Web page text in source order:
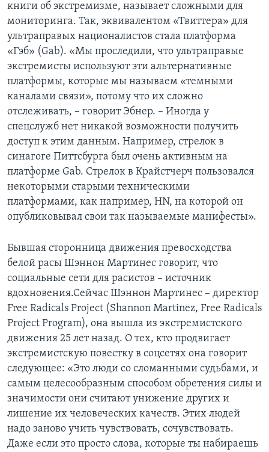
книги об экстремизме, называет сложными для
мониторинга. Так, эквивалентом «Твиттера» для
ультраправых националистов стала платформа
«Гэб» (Gab). «Мы проследили, что ультраправые
экстремисты используют эти альтернативные
платформы, которые мы называем «темными
каналами связи», потому что их сложно
отслеживать, – говорит Эбнер. – Иногда у
спецслужб нет никакой возможности получить
доступ к этим данным. Например, стрелок в
синагоге Питтсбурга был очень активным на
платформе Gab. Стрелок в Крайcтчерч пользовался
некоторыми старыми техническими
платформами, как например, HN, на которой он
опубликовывал свои так называемые манифесты».
Бывшая сторонница движения превосходства
белой расы Шэннон Мартинес говорит, что
социальные сети для расистов – источник
вдохновения.Сейчас Шэннон Мартинес – директор
Free Radicals Project (Shannon Martinez, Free Radicals
Project Program), она вышла из экстремистского
движения 25 лет назад. О тех, кто продвигает
экстремистскую повестку в соцсетях она говорит
следующее: «Это люди со сломанными судьбами, и
самым целесообразным способом обретения силы и
значимости они считают унижение других и
лишение их человеческих качеств. Этих людей
надо заново учить чувствовать, сочувствовать.
Даже если это просто слова, которые ты набираешь